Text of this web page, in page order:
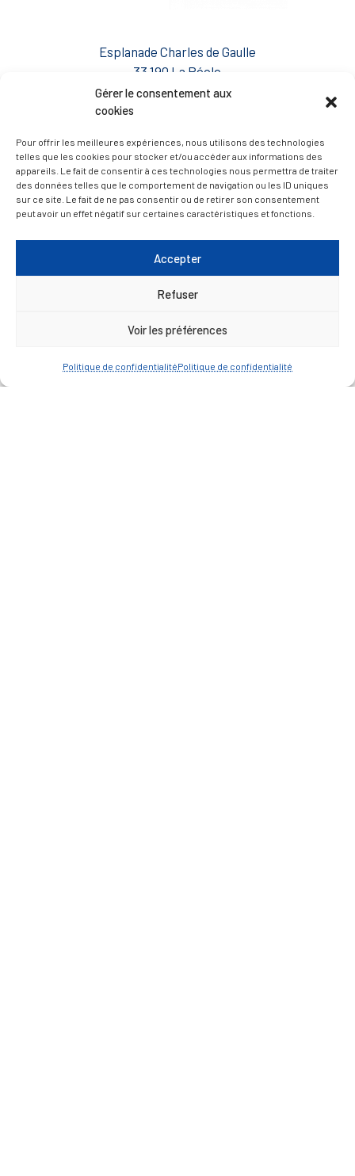
Gérer le consentement aux
cookies
Pour offrir les meilleures expériences, nous utilisons des technologies
telles que les cookies pour stocker et/ou accéder aux informations des
appareils. Le fait de consentir à ces technologies nous permettra de traiter
des données telles que le comportement de navigation ou les ID uniques
sur ce site. Le fait de ne pas consentir ou de retirer son consentement
peut avoir un effet négatif sur certaines caractéristiques et fonctions.
Accepter
Refuser
Voir les préférences
Politique de confidentialitéPolitique de confidentialité
Esplanade Charles de Gaulle
33 190 La Réole
05 56 61 10 11
mairie@lareole.fr
Du lundi au jeudi inclus : 8h30 à 12h30 et 13h30 à
17h00
Vendredi : 9h00 à 12h00
— Contacter la Mairie
Marchés publics
Annuaire des associations
Espace agent